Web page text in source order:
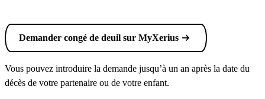
Demander congé de deuil sur MyXerius
Vous pouvez introduire la demande jusqu’à un an après la date du
décès de votre partenaire ou de votre enfant.